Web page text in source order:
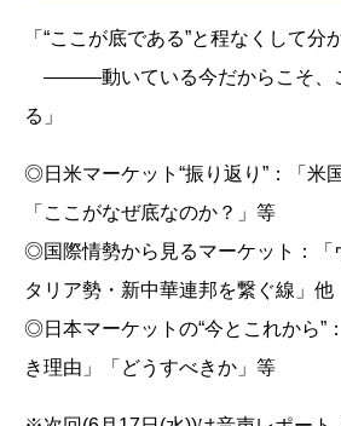
「“ここが底である”と程なくして分
―――動いている今だからこそ、
る」
◎日米マーケット“振り返り”：「米
「ここがなぜ底なのか？」等
◎国際情勢から見るマーケット：「
タリア勢・新中華連邦を繋ぐ線」他
◎日本マーケットの“今とこれから”
き理由」「どうすべきか」等